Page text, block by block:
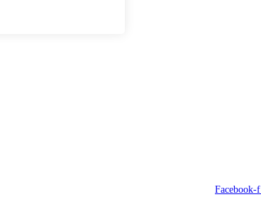
Facebook-f